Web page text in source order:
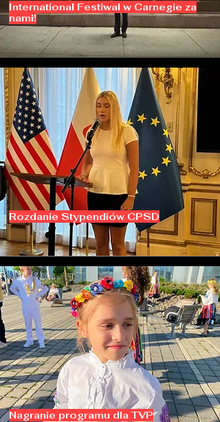
International Festiwal w Carnegie za
nami!
Rozdanie Stypendiów CPSD
Nagranie programu dla TVP